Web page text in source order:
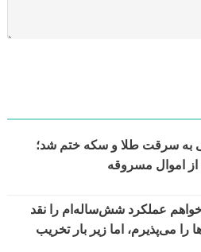
به سرقت طلا و سکه ختم شد؛
عملکرد شش‌ساله‌ام را نقد
را می‌پذیرم، اما زیر بار تخریب